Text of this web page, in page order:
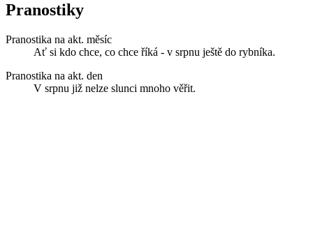
Pranostiky
Pranostika na akt. měsíc
Ať si kdo chce, co chce říká - v srpnu ještě do rybníka.
Pranostika na akt. den
V srpnu již nelze slunci mnoho věřit.